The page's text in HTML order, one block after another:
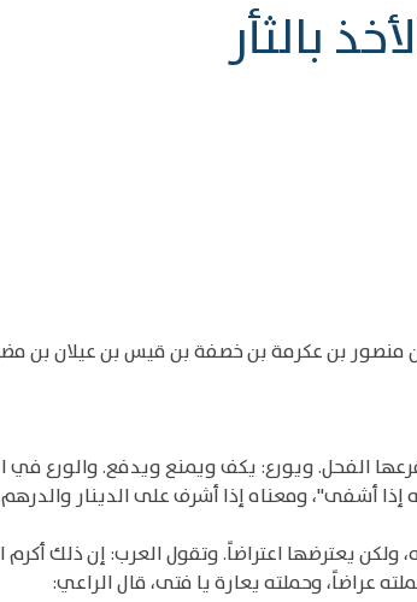
بالثأر
منصور بن عكرمة بن خصفة بن قيس بن عيلان بن
الفحل. ويورع: يكف ويمنع ويدفع. والورع في
إذا أشفى"، ومعناه إذا أشرف على الدينار
يعترضها اعتراضاً. وتقول العرب: إن ذلك أكرم
عراضاً، وحملته يعارة يا فتى، قال الراعي: